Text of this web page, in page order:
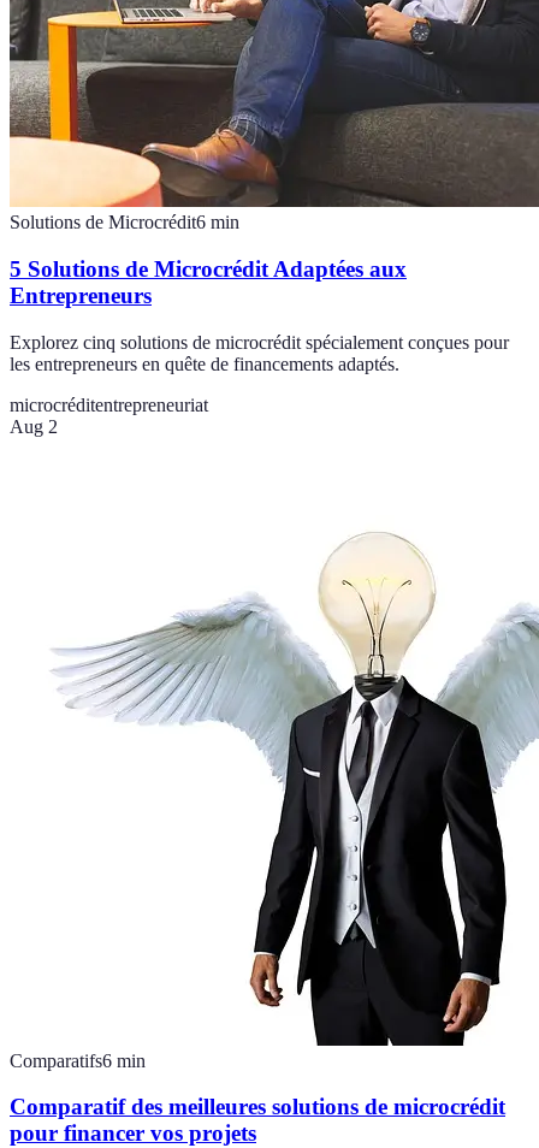
Solutions de Microcrédit6 min
5 Solutions de Microcrédit Adaptées aux
Entrepreneurs
Explorez cinq solutions de microcrédit spécialement conçues pour
les entrepreneurs en quête de financements adaptés.
microcréditentrepreneuriat
Aug 2
Comparatifs6 min
Comparatif des meilleures solutions de microcrédit
pour financer vos projets